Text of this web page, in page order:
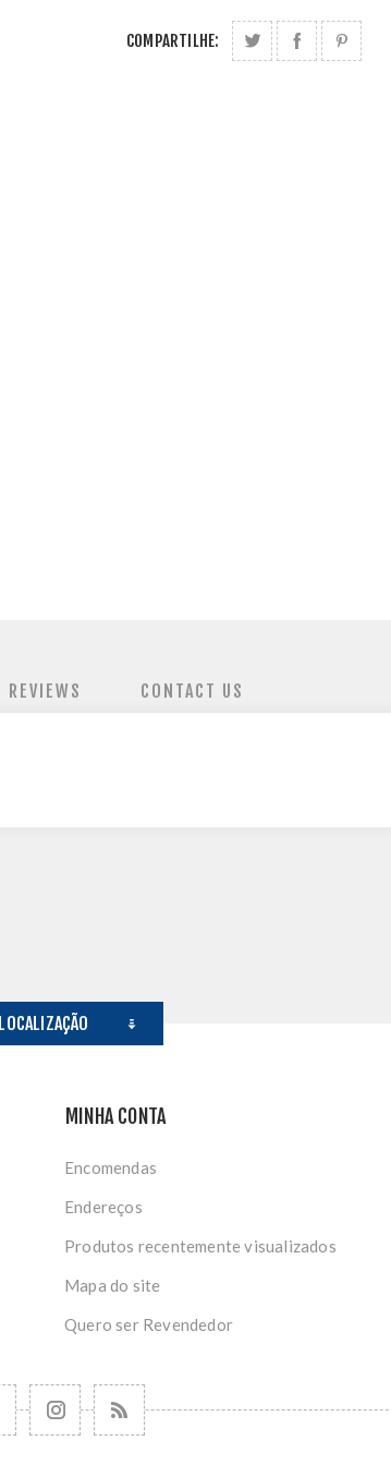
COMPARTILHE:
REVIEWS CONTACT US
LOCALIZAÇÃO
MINHA CONTA
Encomendas
Endereços
Produtos recentemente visualizados
Mapa do site
Quero ser Revendedor